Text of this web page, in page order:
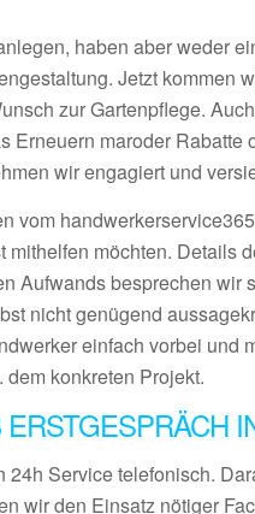
haben aber weder
Jetzt kommen
zur Gartenpflege. Auch
Erneuern maroder Rabatte
wir engagiert und
vom
möchten. Details
Aufwands besprechen wir
nicht genügend
einfach vorbei und
konkreten Projekt.
Service telefonisch.
wir den Einsatz nötiger